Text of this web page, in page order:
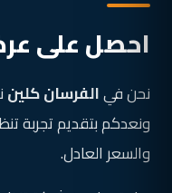
احصل على
نحن فيالفرسان كلين
ونعدكم بتقديم تجربة
والسعر العادل.